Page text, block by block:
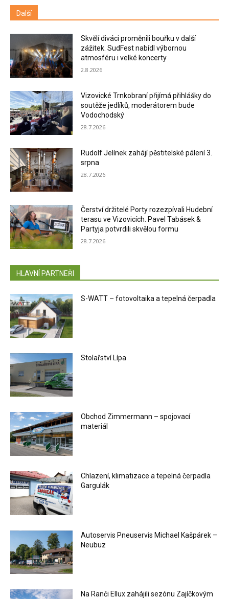
Další
Skvělí diváci proměnili bouřku v další
zážitek. SudFest nabídl výbornou
atmosféru i velké koncerty
2.8.2026
Vizovické Trnkobraní přijímá přihlášky do
soutěže jedlíků, moderátorem bude
Vodochodský
28.7.2026
Rudolf Jelínek zahájí pěstitelské pálení 3.
srpna
28.7.2026
Čerství držitelé Porty rozezpívali Hudební
terasu ve Vizovicích. Pavel Tabásek &
Partyja potvrdili skvělou formu
28.7.2026
HLAVNÍ PARTNEŘI
S-WATT – fotovoltaika a tepelná čerpadla
Stolařství Lípa
Obchod Zimmermann – spojovací
materiál
Chlazení, klimatizace a tepelná čerpadla
Gargulák
Autoservis Pneuservis Michael Kašpárek –
Neubuz
Na Ranči Ellux zahájili sezónu Zajíčkovým